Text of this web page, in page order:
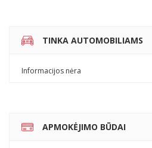
TINKA AUTOMOBILIAMS
Informacijos nėra
APMOKĖJIMO BŪDAI